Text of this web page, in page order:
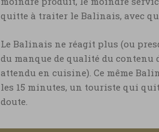
quitte à traiter le Balinais, avec
Le Balinais ne réagit plus (ou
du manque de qualité du
attendu en cuisine). Ce même
les 15 minutes, un touriste qui
doute.